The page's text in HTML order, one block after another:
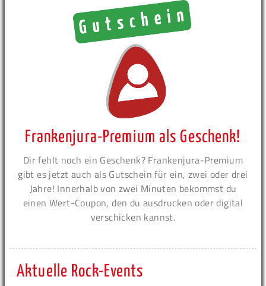
Frankenjura-Premium als Geschenk!
Dir fehlt noch ein Geschenk? Frankenjura-Premium
gibt es jetzt auch als Gutschein für ein, zwei oder drei
Jahre! Innerhalb von zwei Minuten bekommst du
einen Wert-Coupon, den du ausdrucken oder digital
verschicken kannst.
Aktuelle Rock-Events